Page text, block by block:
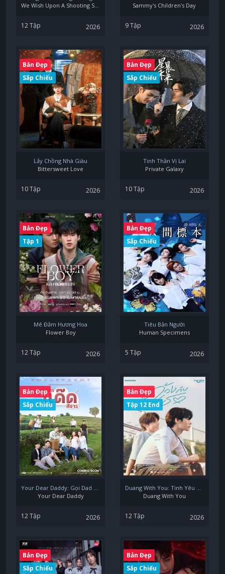
We Wish Upon A Shooting Star
12 Tập 2026
Sammy's Children's Day
9 Tập 2026
Bản Đẹp
Sắp Chiếu
Lấy Chồng Nhà Giàu
Bittersweet Love
10 Tập 2026
Bản Đẹp
Sắp Chiếu
Tinh Thần Vị Lai
Private Galaxy
10 Tập 2026
Bản Đẹp
Tập 1
Mê Đắm Hương Hoa
Flower Boy
12 Tập 2026
Bản Đẹp
Sắp Chiếu
Tiêu Bản Người
Human Specimens
5 Tập 2026
Bản Đẹp
Sắp Chiếu
Your Dear Daddy: Gọi Dad Đi Tharn
Your Dear Daddy
12 Tập 2026
Bản Đẹp
Tập 12 End
Duang With You: Tình Yêu Bọ Xít
Duang With You
12 Tập 2026
Bản Đẹp
Sắp Chiếu
Bản Đẹp
Sắp Chiếu